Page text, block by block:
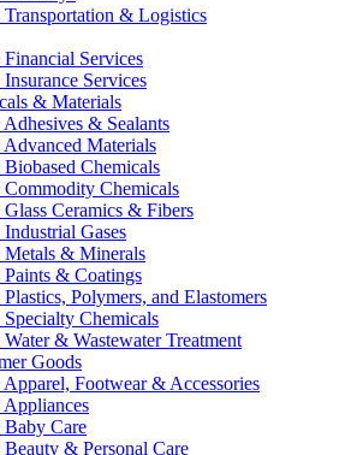
Transportation & Logistics
Financial Services
Insurance Services
& Materials
Adhesives & Sealants
Advanced Materials
Biobased Chemicals
Commodity Chemicals
Glass Ceramics & Fibers
Industrial Gases
Metals & Minerals
Paints & Coatings
Plastics, Polymers, and Elastomers
Specialty Chemicals
Water & Wastewater Treatment
Goods
Apparel, Footwear & Accessories
Appliances
Baby Care
Beauty & Personal Care